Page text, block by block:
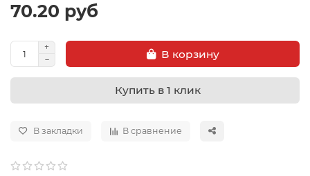
70.20 руб
В корзину
Купить в 1 клик
В закладки В сравнение